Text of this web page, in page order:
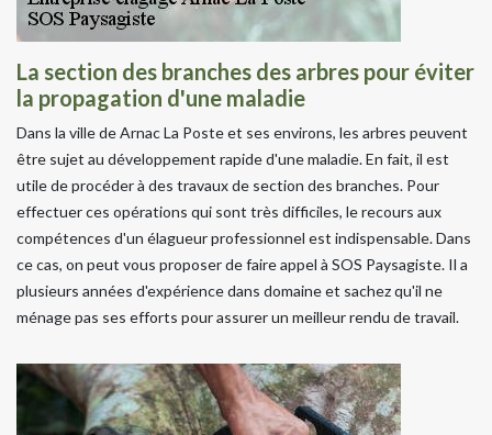
La section des branches des arbres pour éviter
la propagation d'une maladie
Dans la ville de Arnac La Poste et ses environs, les arbres peuvent
être sujet au développement rapide d'une maladie. En fait, il est
utile de procéder à des travaux de section des branches. Pour
effectuer ces opérations qui sont très difficiles, le recours aux
compétences d'un élagueur professionnel est indispensable. Dans
ce cas, on peut vous proposer de faire appel à SOS Paysagiste. Il a
plusieurs années d'expérience dans domaine et sachez qu'il ne
ménage pas ses efforts pour assurer un meilleur rendu de travail.